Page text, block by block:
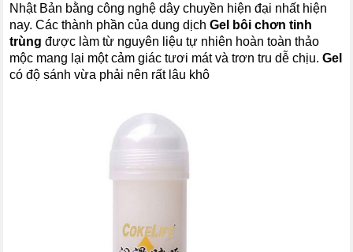
Nhật Bản bằng công nghệ dây chuyền hiện đại nhất hiện
nay. Các thành phần của dung dịchGel bôi chơn tinh
trùng được làm từ nguyên liệu tự nhiên hoàn toàn thảo
mộc mang lại một cảm giác tươi mát và trơn tru dễ chịu.Gel
có độ sánh vừa phải nên rất lâu khô